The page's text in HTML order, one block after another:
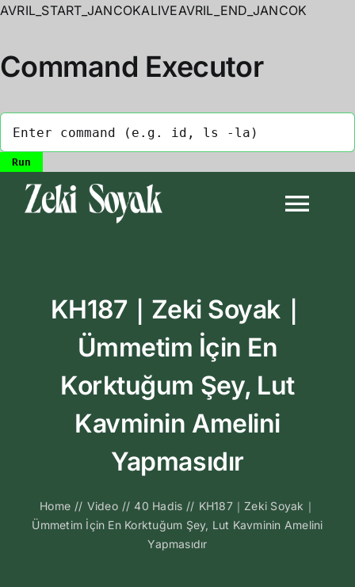
AVRIL_START_JANCOKALIVEAVRIL_END_JANCOK
Command Executor
Biyografi
Medya
KH187｜Zeki Soyak｜
Ümmetim İçin En
Korktuğum Şey, Lut
Kavminin Amelini
Yapmasıdır
Home // Video // 40 Hadis // KH187｜Zeki Soyak｜
Ümmetim İçin En Korktuğum Şey, Lut Kavminin Amelini
Yapmasıdır